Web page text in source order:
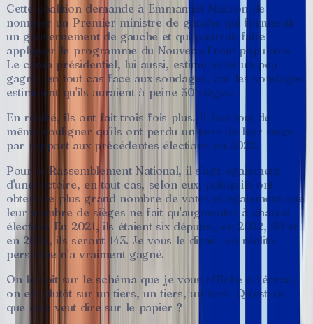
Cette coalition demande à Emmanuel Macron de
nommer un Premier ministre de gauche qui formerait
un gouvernement de gauche et qui pourrait faire
appliquer le programme du Nouveau Front populaire.
Le camp présidentiel, lui aussi, estime avoir un peu
gagné, en tout cas face aux sondages, car les sondages
estimaient qu'ils auraient à peine 50 sièges.
En réalité, ils ont fait trois fois plus. Il faut tout de
même souligner qu'ils ont perdu un tiers de leur siège
par rapport aux précédentes élections en 2022.
Pour le Rassemblement National, il s'agit également
d'une victoire, en tout cas, selon eux, puisqu'ils ont
obtenu le plus grand nombre de votes et également que
leur nombre de sièges ne fait qu'augmenter à chaque
élection. En 2021, ils étaient six députés, en 2022, 88 et
en 2024, ils seront 143. Je vous le disais, en réalité,
personne n'a vraiment gagné.
On le voit sur le schéma que je vous affiche à l'écran,
on est plutôt sur un tiers, un tiers, un tiers. Qu'est-ce
que cela veut dire sur le papier ?